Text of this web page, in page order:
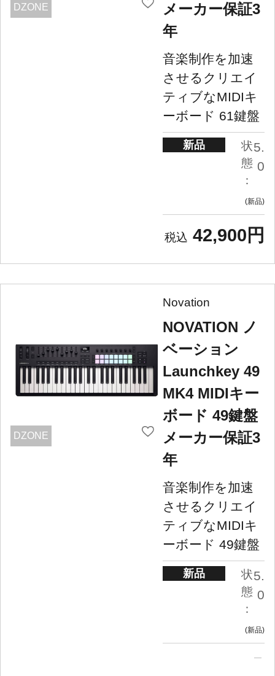
DZONE
メーカー保証3
年
音楽制作を加速
させるクリエイ
ティブなMIDIキ
ーボード 61鍵盤
新品
状
態
：
5.
0
新品
42,900円
DZONE
Novation
NOVATION ノ
ベーション
Launchkey 49
MK4 MIDIキー
ボード 49鍵盤
メーカー保証3
年
音楽制作を加速
させるクリエイ
ティブなMIDIキ
ーボード 49鍵盤
新品
状
態
：
5.
0
新品